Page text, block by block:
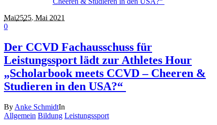
Mai2525. Mai 2021
0
Der CCVD Fachausschuss für
Leistungssport lädt zur Athletes Hour
„Scholarbook meets CCVD – Cheeren &
Studieren in den USA?“
By Anke SchmidtIn
Allgemein Bildung Leistungssport